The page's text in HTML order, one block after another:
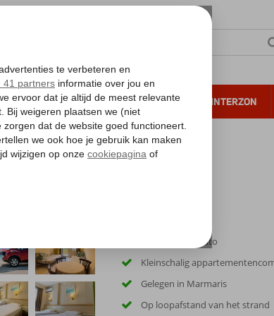
VERRE REIZEN ALL INCLUSIVE WINTERZON
Inclusief huurauto
Kleinschalig
Gelegen in Marmaris
Op loopafstand van het strand